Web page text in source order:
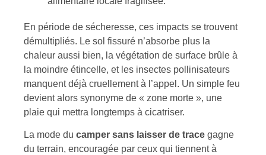
En période de sécheresse, ces impacts se trouvent
démultipliés. Le sol fissuré n’absorbe plus la
chaleur aussi bien, la végétation de surface brûle à
la moindre étincelle, et les insectes pollinisateurs
manquent déjà cruellement à l’appel. Un simple feu
devient alors synonyme de « zone morte », une
plaie qui mettra longtemps à cicatriser.
La mode du camper sans laisser de trace gagne
du terrain, encouragée par ceux qui tiennent à